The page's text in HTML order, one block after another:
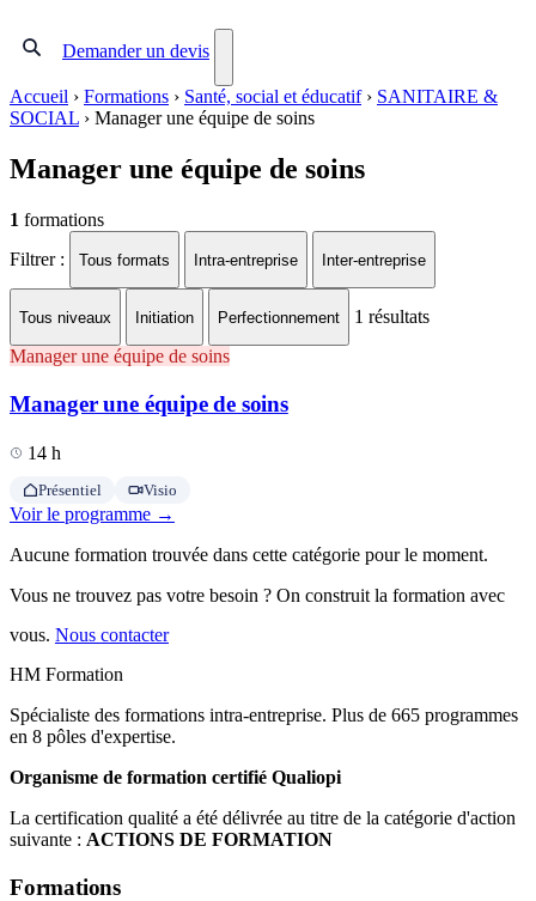
Demander un devis
Accueil › Formations › Santé, social et éducatif › SANITAIRE &
SOCIAL › Manager une équipe de soins
Manager une équipe de soins
1 formations
Filtrer :
Tous formats Intra-entreprise Inter-entreprise
Tous niveaux Initiation Perfectionnement 1 résultats
Manager une équipe de soins
Manager une équipe de soins
14 h
Présentiel Visio
Voir le programme →
Aucune formation trouvée dans cette catégorie pour le moment.
Vous ne trouvez pas votre besoin ? On construit la formation avec
vous. Nous contacter
HM Formation
Spécialiste des formations intra-entreprise. Plus de 665 programmes
en 8 pôles d'expertise.
Organisme de formation certifié Qualiopi
La certification qualité a été délivrée au titre de la catégorie d'action
suivante : ACTIONS DE FORMATION
Formations